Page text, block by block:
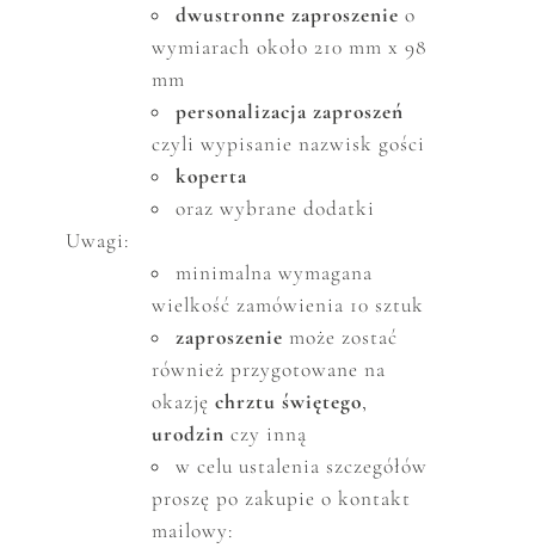
dwustronne zaproszenie o
wymiarach około 210 mm x 98
mm
personalizacja zaproszeń
czyli wypisanie nazwisk gości
koperta
oraz wybrane dodatki
Uwagi:
minimalna wymagana
wielkość zamówienia 10 sztuk
zaproszenie może zostać
również przygotowane na
okazję chrztu świętego,
urodzin czy inną
w celu ustalenia szczegółów
proszę po zakupie o kontakt
mailowy: